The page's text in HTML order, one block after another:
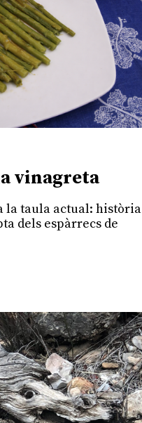
vinagreta
la taula actual: història
dels espàrrecs de